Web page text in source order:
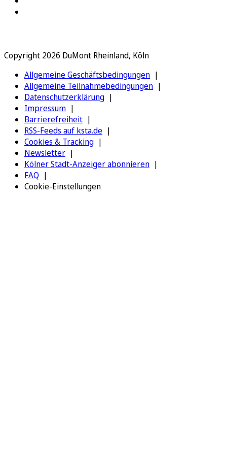
Copyright 2026 DuMont Rheinland, Köln
Allgemeine Geschäftsbedingungen
Allgemeine Teilnahmebedingungen
Datenschutzerklärung
Impressum
Barrierefreiheit
RSS-Feeds auf ksta.de
Cookies & Tracking
Newsletter
Kölner Stadt-Anzeiger abonnieren
FAQ
Cookie-Einstellungen